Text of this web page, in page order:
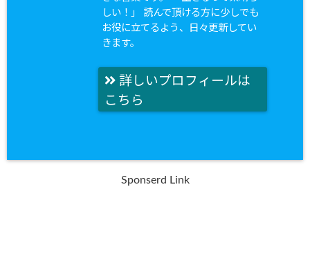
しい！」 読んで頂ける方に少しでも
お役に立てるよう、日々更新してい
きます。
詳しいプロフィールは
こちら
Sponserd Link